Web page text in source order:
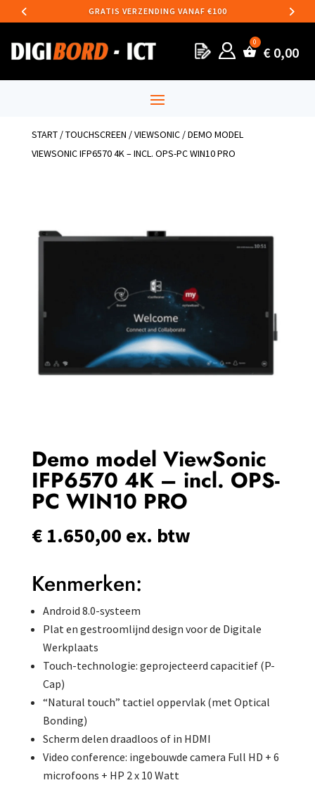
GRATIS VERZENDING VANAF €100
€0,00
START/TOUCHSCREEN /VIEWSONIC/ DEMO MODEL
VIEWSONIC IFP6570 4K – INCL. OPS-PC WIN10 PRO
Demo model ViewSonic
IFP6570 4K – incl. OPS-
PC WIN10 PRO
€1.650,00 ex. btw
Kenmerken:
Android 8.0-systeem
Plat en gestroomlijnd design voor de Digitale
Werkplaats
Touch-technologie: geprojecteerd capacitief (P-
Cap)
“Natural touch” tactiel oppervlak (met Optical
Bonding)
Scherm delen draadloos of in HDMI
Video conference: ingebouwde camera Full HD + 6
microfoons + HP 2 x 10 Watt